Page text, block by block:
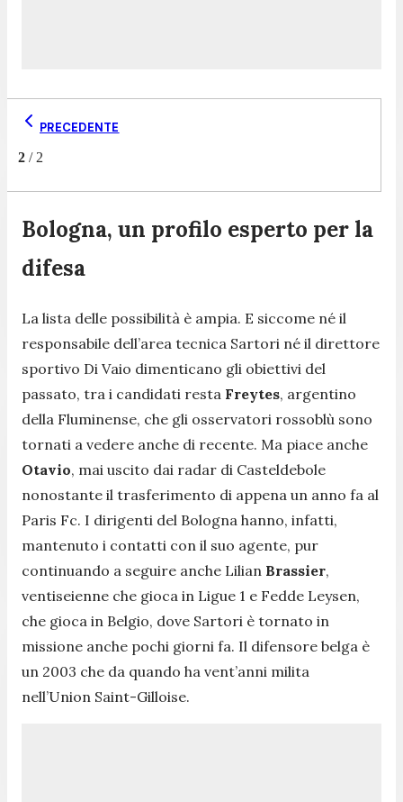
PRECEDENTE
2 / 2
Bologna, un profilo esperto per la
difesa
La lista delle possibilità è ampia. E siccome né il
responsabile dell’area tecnica Sartori né il direttore
sportivo Di Vaio dimenticano gli obiettivi del
passato, tra i candidati resta Freytes, argentino
della Fluminense, che gli osservatori rossoblù sono
tornati a vedere anche di recente. Ma piace anche
Otavio, mai uscito dai radar di Casteldebole
nonostante il trasferimento di appena un anno fa al
Paris Fc. I dirigenti del Bologna hanno, infatti,
mantenuto i contatti con il suo agente, pur
continuando a seguire anche Lilian Brassier,
ventiseienne che gioca in Ligue 1 e Fedde Leysen,
che gioca in Belgio, dove Sartori è tornato in
missione anche pochi giorni fa. Il difensore belga è
un 2003 che da quando ha vent’anni milita
nell’Union Saint-Gilloise.